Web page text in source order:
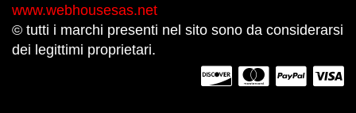
www.webhousesas.net
© tutti i marchi presenti nel sito sono da considerarsi
dei legittimi proprietari.